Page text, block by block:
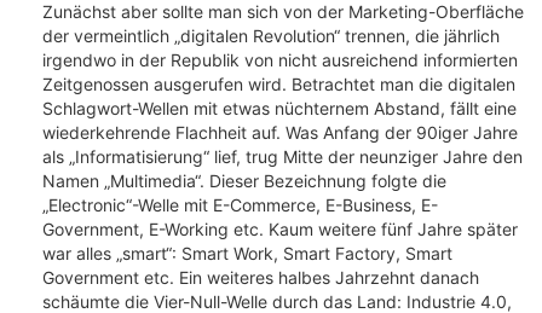
Zunächst aber sollte man sich von der Marketing-Oberfläche
der vermeintlich „digitalen Revolution“ trennen, die jährlich
irgendwo in der Republik von nicht ausreichend informierten
Zeitgenossen ausgerufen wird. Betrachtet man die digitalen
Schlagwort-Wellen mit etwas nüchternem Abstand, fällt eine
wiederkehrende Flachheit auf. Was Anfang der 90iger Jahre
als „Informatisierung“ lief, trug Mitte der neunziger Jahre den
Namen „Multimedia“. Dieser Bezeichnung folgte die
„Electronic“-Welle mit E-Commerce, E-Business, E-
Government, E-Working etc. Kaum weitere fünf Jahre später
war alles „smart“: Smart Work, Smart Factory, Smart
Government etc. Ein weiteres halbes Jahrzehnt danach
schäumte die Vier-Null-Welle durch das Land: Industrie 4.0,